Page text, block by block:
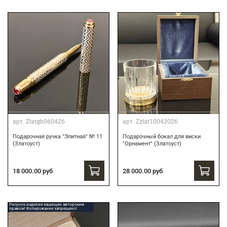
арт. Zlatgb060426
Подарочная ручка "Элитная" № 11
(Златоуст)
18 000.00 руб
арт. Zzlat10042026
Подарочный бокал для виски
"Орнамент" (Златоуст)
28 000.00 руб
Рисунок изделия защищен авторским
правом! Копирование запрещено!